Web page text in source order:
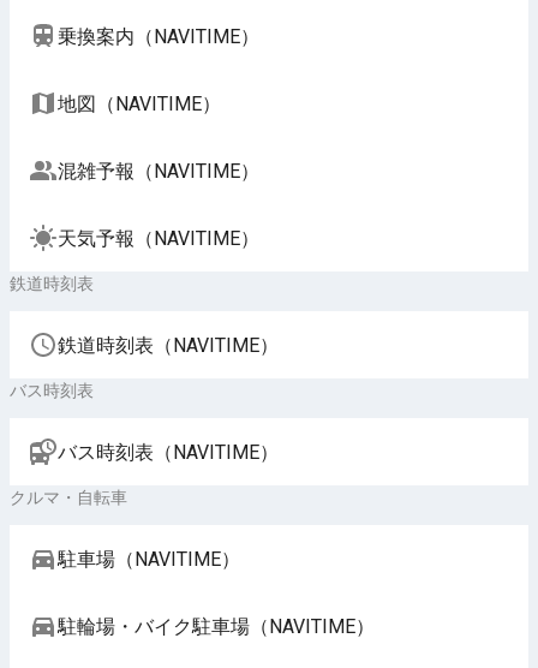
乗換案内（NAVITIME）
地図（NAVITIME）
混雑予報（NAVITIME）
天気予報（NAVITIME）
鉄道時刻表
鉄道時刻表（NAVITIME）
バス時刻表
バス時刻表（NAVITIME）
クルマ・自転車
駐車場（NAVITIME）
駐輪場・バイク駐車場（NAVITIME）